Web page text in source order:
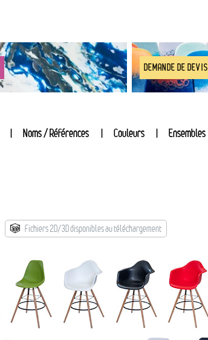
DEMANDE DE DEVIS
Noms / Références Couleurs Ensembles
Fichiers 2D/3D disponibles au téléchargement